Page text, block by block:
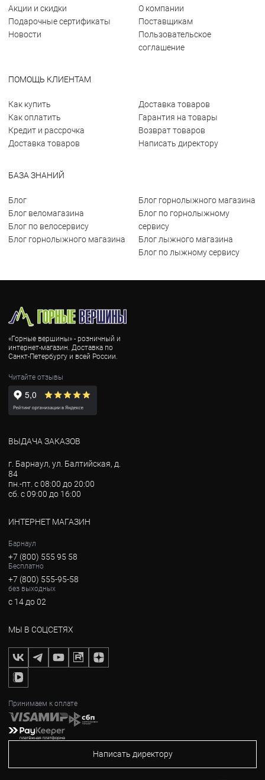
Акции и скидки
Подарочные сертификаты
Новости
О компании
Поставщикам
Пользовательское
соглашение
ПОМОЩЬ КЛИЕНТАМ
Как купить
Как оплатить
Кредит и рассрочка
Доставка товаров
Доставка товаров
Гарантия на товары
Возврат товаров
Написать директору
БАЗА ЗНАНИЙ
Блог
Блог веломагазина
Блог по велосервису
Блог горнолыжного магазина
Блог горнолыжного магазина
Блог по горнолыжному
сервису
Блог лыжного магазина
Блог по лыжному сервису
«Горные вершины» - розничный и
интернет-магазин. Доставка по
Санкт-Петербургу и всей России.
Читайте отзывы
ВЫДАЧА ЗАКАЗОВ
г. Барнаул, ул. Балтийская, д.
84
пн.-пт. с 08:00 до 20:00
сб. с 09:00 до 16:00
ИНТЕРНЕТ МАГАЗИН
Барнаул
+7 (800) 555 95 58
Бесплатно
+7 (800) 555-95-58
без выходных
с 14 до 02
МЫ В СОЦСЕТЯХ
Принимаем к оплате
Написать директору